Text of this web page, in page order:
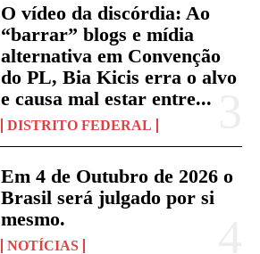
O vídeo da discórdia: Ao
“barrar” blogs e mídia
alternativa em Convenção
do PL, Bia Kicis erra o alvo
e causa mal estar entre...
DISTRITO FEDERAL
Em 4 de Outubro de 2026 o
Brasil será julgado por si
mesmo.
NOTÍCIAS